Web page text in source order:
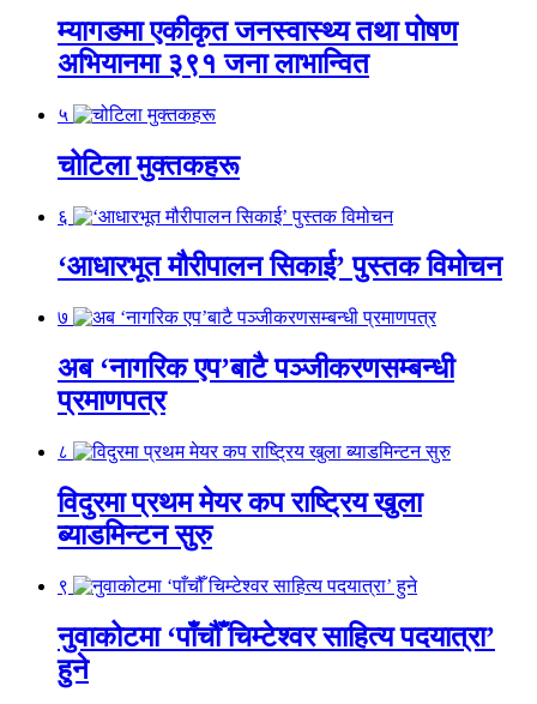
म्यागङमा एकीकृत जनस्वास्थ्य तथा पोषण
अभियानमा ३९१ जना लाभान्वित
५
चोटिला मुक्तकहरू
६
‘आधारभूत मौरीपालन सिकाई’ पुस्तक विमोचन
७
अब ‘नागरिक एप’बाटै पञ्जीकरणसम्बन्धी
प्रमाणपत्र
८
विदुरमा प्रथम मेयर कप राष्ट्रिय खुला
ब्याडमिन्टन सुरु
९
नुवाकोटमा ‘पाँचौँ चिम्टेश्वर साहित्य पदयात्रा’
हुने